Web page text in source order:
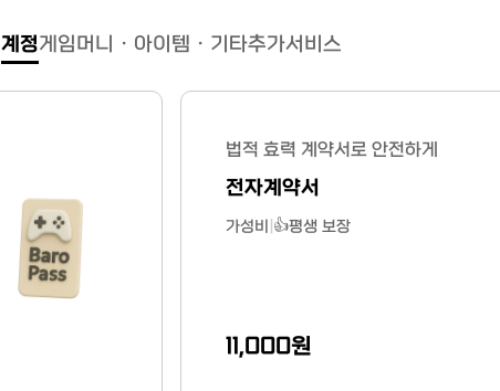
계정게임머니 · 아이템 · 기타추가서비스
법적 효력 계약서로 안전하게
전자계약서
가성비 👍평생 보장
11,000원